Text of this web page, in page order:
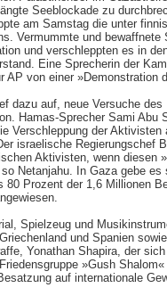
Seeblockade zu
am Samstag die unter
Vermummte und
und verschleppten es in
Eine Sprecherin der
AP von einer »Demonstration
dazu auf, neue Versuche
Hamas-Sprecher Sami Abu
Verschleppung der
israelische Regierungschef
Aktivisten, wenn diesen
Netanjahu. In Gaza gebe
Prozent der 1,6 Millionen
Spielzeug und
und Spanien
Yonathan Shapira, der
»Gush
auf internationale